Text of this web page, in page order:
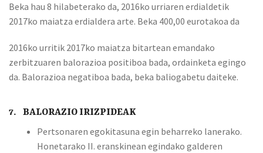
Beka hau 8 hilabeterako da, 2016ko urriaren erdialdetik
2017ko maiatza erdialdera arte. Beka 400,00 eurotakoa da
2016ko urritik 2017ko maiatza bitartean emandako
zerbitzuaren balorazioa positiboa bada, ordainketa egingo
da. Balorazioa negatiboa bada, beka baliogabetu daiteke.
7. BALORAZIO IRIZPIDEAK
Pertsonaren egokitasuna egin beharreko lanerako.
Honetarako II. eranskinean egindako galderen